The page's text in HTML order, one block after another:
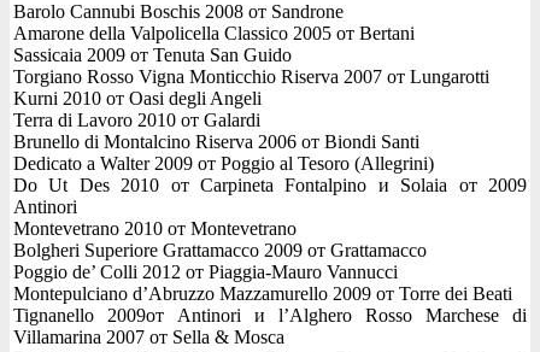
Barolo Cannubi Boschis 2008 от Sandrone
Amarone della Valpolicella Classico 2005 от Bertani
Sassicaia 2009 от Tenuta San Guido
Torgiano Rosso Vigna Monticchio Riserva 2007 от Lungarotti
Kurni 2010 от Oasi degli Angeli
Terra di Lavoro 2010 от Galardi
Brunello di Montalcino Riserva 2006 от Biondi Santi
Dedicato a Walter 2009 от Poggio al Tesoro (Allegrini)
Do Ut Des 2010 от Carpineta Fontalpino и Solaia от 2009
Antinori
Montevetrano 2010 от Montevetrano
Bolgheri Superiore Grattamacco 2009 от Grattamacco
Poggio de’ Colli 2012 от Piaggia-Mauro Vannucci
Montepulciano d’Abruzzo Mazzamurello 2009 от Torre dei Beati
Tignanello 2009от Antinori и l’Alghero Rosso Marchese di
Villamarina 2007 от Sella & Mosca